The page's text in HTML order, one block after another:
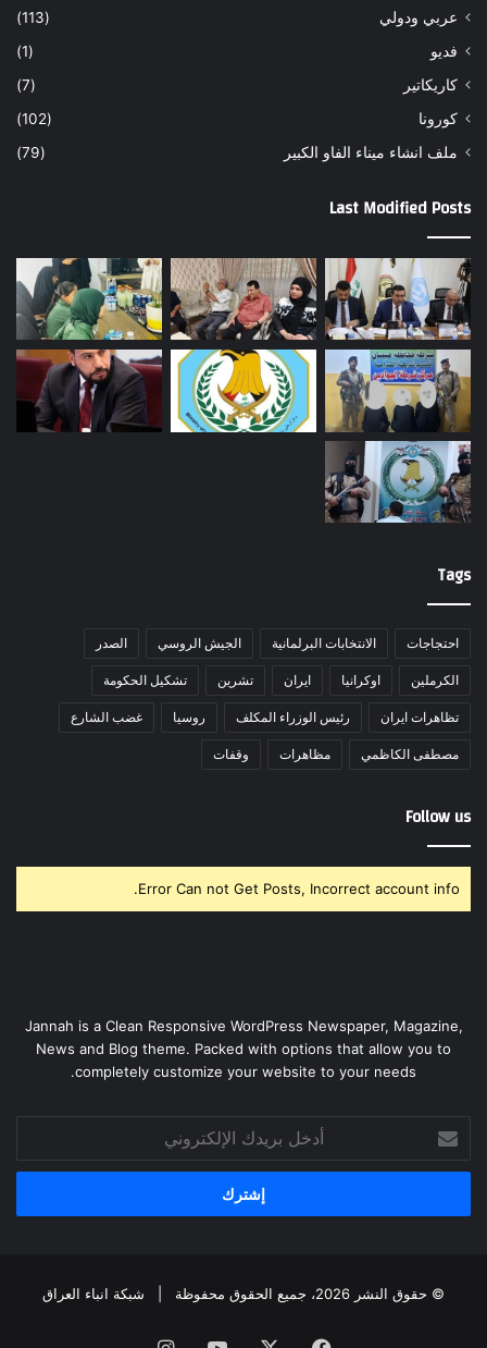
عربي ودولي
(113)
فديو
(1)
كاريكاتير
(7)
كورونا
(102)
ملف انشاء ميناء الفاو الكبير
(79)
Last Modified Posts
Tags
احتجاجات الانتخابات البرلمانية الجيش الروسي الصدر
الكرملين اوكرانيا ايران تشرين تشكيل الحكومة
تظاهرات ايران رئيس الوزراء المكلف روسيا غضب الشارع
مصطفى الكاظمي مظاهرات وقفات
Follow us
Error Can not Get Posts, Incorrect account info.
Jannah is a Clean Responsive WordPress Newspaper, Magazine,
News and Blog theme. Packed with options that allow you to
completely customize your website to your needs.
بريدك
الإلكتروني
© حقوق النشر 2026، جميع الحقوق محفوظة | شبكة انباء العراق